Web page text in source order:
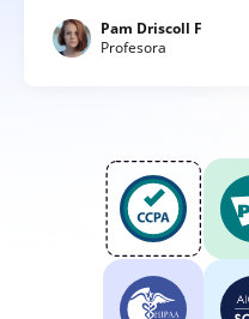
Pam Driscoll F
Profesora